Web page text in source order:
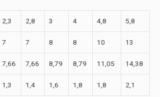
2,3 2,8 3 4 4,8 5,8
7 7 8 8 10 13
7,66 7,66 8,79 8,79 11,05 14,38
1,3 1,4 1,6 1,8 1,8 2,1